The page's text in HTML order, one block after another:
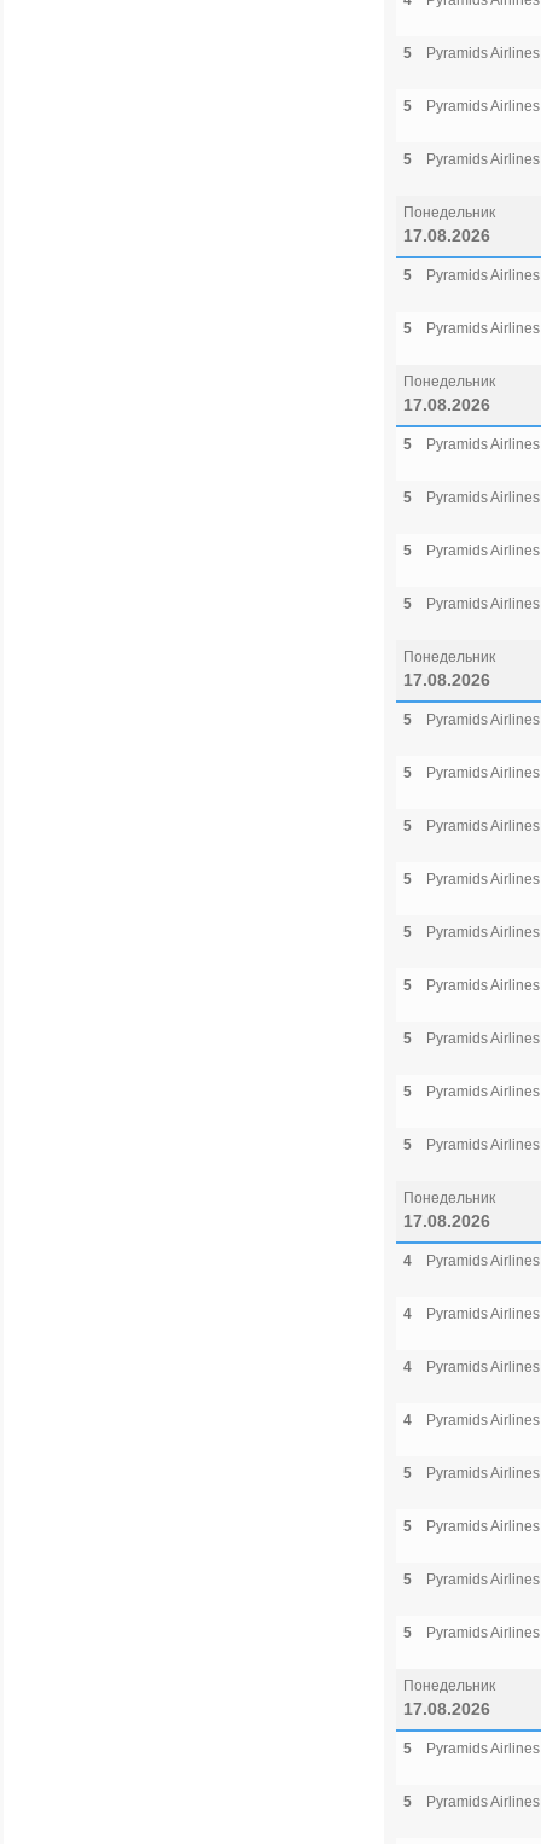
5 Pyramids Airlines
5 Pyramids Airlines
5 Pyramids Airlines
Понедельник
17.08.2026
5 Pyramids Airlines
5 Pyramids Airlines
Понедельник
17.08.2026
5 Pyramids Airlines
5 Pyramids Airlines
5 Pyramids Airlines
5 Pyramids Airlines
Понедельник
17.08.2026
5 Pyramids Airlines
5 Pyramids Airlines
5 Pyramids Airlines
5 Pyramids Airlines
5 Pyramids Airlines
5 Pyramids Airlines
5 Pyramids Airlines
5 Pyramids Airlines
5 Pyramids Airlines
Понедельник
17.08.2026
4 Pyramids Airlines
4 Pyramids Airlines
4 Pyramids Airlines
4 Pyramids Airlines
5 Pyramids Airlines
5 Pyramids Airlines
5 Pyramids Airlines
5 Pyramids Airlines
Понедельник
17.08.2026
5 Pyramids Airlines
5 Pyramids Airlines